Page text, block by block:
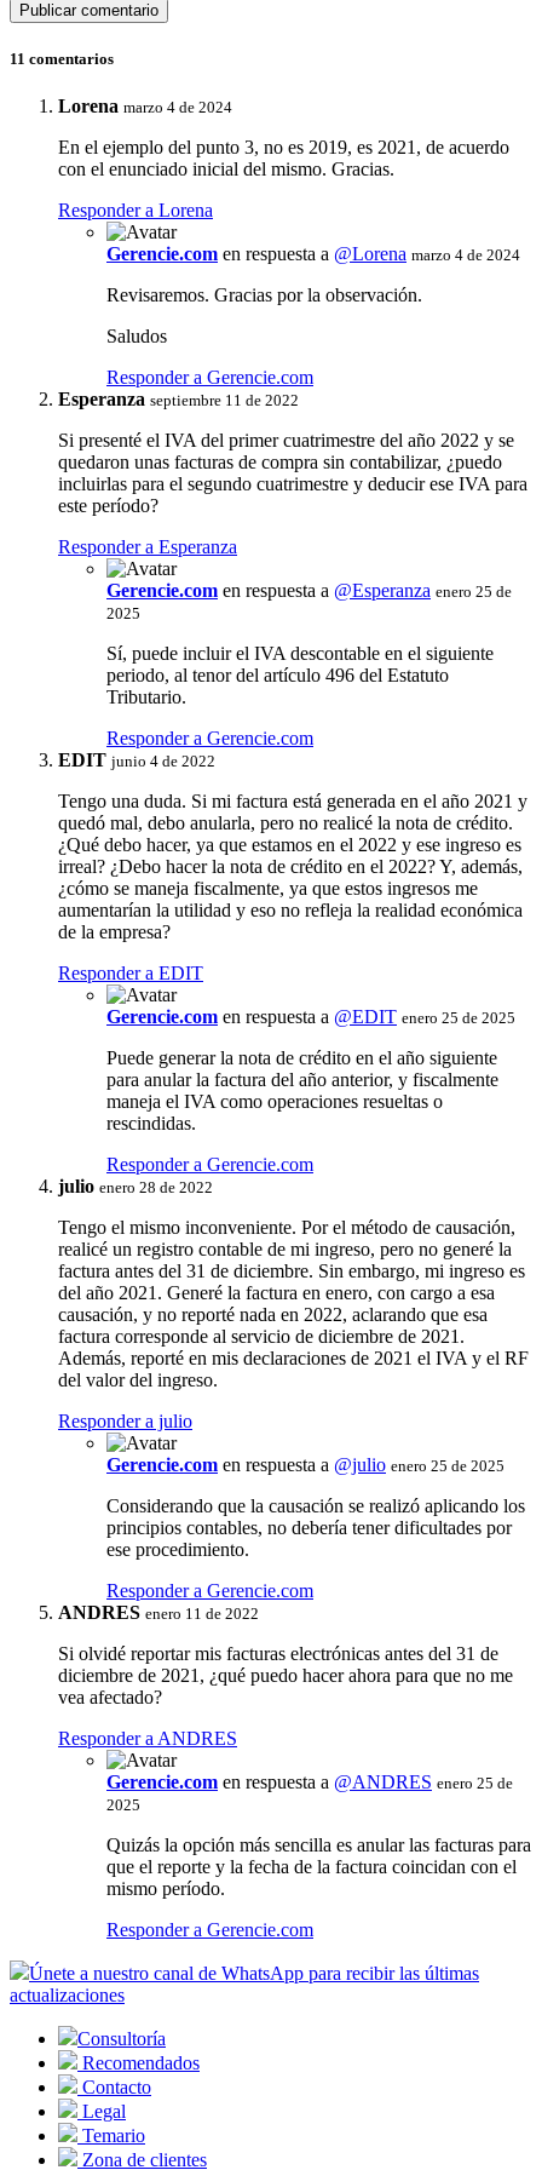
11 comentarios
Lorena marzo 4 de 2024
En el ejemplo del punto 3, no es 2019, es 2021, de acuerdo
con el enunciado inicial del mismo. Gracias.
Responder a Lorena
Gerencie.com en respuesta a @Lorena marzo 4 de 2024
Revisaremos. Gracias por la observación.
Saludos
Responder a Gerencie.com
Esperanza septiembre 11 de 2022
Si presenté el IVA del primer cuatrimestre del año 2022 y se
quedaron unas facturas de compra sin contabilizar, ¿puedo
incluirlas para el segundo cuatrimestre y deducir ese IVA para
este período?
Responder a Esperanza
Gerencie.com en respuesta a @Esperanza enero 25 de
2025
Sí, puede incluir el IVA descontable en el siguiente
periodo, al tenor del artículo 496 del Estatuto
Tributario.
Responder a Gerencie.com
EDIT junio 4 de 2022
Tengo una duda. Si mi factura está generada en el año 2021 y
quedó mal, debo anularla, pero no realicé la nota de crédito.
¿Qué debo hacer, ya que estamos en el 2022 y ese ingreso es
irreal? ¿Debo hacer la nota de crédito en el 2022? Y, además,
¿cómo se maneja fiscalmente, ya que estos ingresos me
aumentarían la utilidad y eso no refleja la realidad económica
de la empresa?
Responder a EDIT
Gerencie.com en respuesta a @EDIT enero 25 de 2025
Puede generar la nota de crédito en el año siguiente
para anular la factura del año anterior, y fiscalmente
maneja el IVA como operaciones resueltas o
rescindidas.
Responder a Gerencie.com
julio enero 28 de 2022
Tengo el mismo inconveniente. Por el método de causación,
realicé un registro contable de mi ingreso, pero no generé la
factura antes del 31 de diciembre. Sin embargo, mi ingreso es
del año 2021. Generé la factura en enero, con cargo a esa
causación, y no reporté nada en 2022, aclarando que esa
factura corresponde al servicio de diciembre de 2021.
Además, reporté en mis declaraciones de 2021 el IVA y el RF
del valor del ingreso.
Responder a julio
Gerencie.com en respuesta a @julio enero 25 de 2025
Considerando que la causación se realizó aplicando los
principios contables, no debería tener dificultades por
ese procedimiento.
Responder a Gerencie.com
ANDRES enero 11 de 2022
Si olvidé reportar mis facturas electrónicas antes del 31 de
diciembre de 2021, ¿qué puedo hacer ahora para que no me
vea afectado?
Responder a ANDRES
Gerencie.com en respuesta a @ANDRES enero 25 de
2025
Quizás la opción más sencilla es anular las facturas para
que el reporte y la fecha de la factura coincidan con el
mismo período.
Responder a Gerencie.com
Únete a nuestro canal de WhatsApp para recibir las últimas
actualizaciones
Consultoría
Recomendados
Contacto
Legal
Temario
Zona de clientes